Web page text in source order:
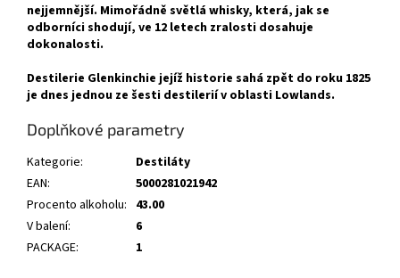
nejjemnější. Mimořádně světlá whisky, která, jak se
odborníci shodují, ve 12 letech zralosti dosahuje
dokonalosti.
Destilerie Glenkinchie jejíž historie sahá zpět do roku 1825
je dnes jednou ze šesti destilerií v oblasti Lowlands.
Doplňkové parametry
Kategorie:
Destiláty
EAN:
5000281021942
Procento alkoholu: 43.00
V balení:
6
PACKAGE: 1